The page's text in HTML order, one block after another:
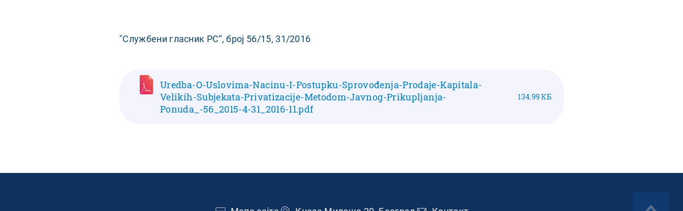
"Службени гласник РС“, број 56/15, 31/2016
Uredba-O-Uslovima-Nacinu-I-Postupku-Sprovođenja-Prodaje-Kapitala-
Velikih-Subjekata-Privatizacije-Metodom-Javnog-Prikupljanja-
Ponuda_-56_2015-4-31_2016-11.pdf
134.99 КБ